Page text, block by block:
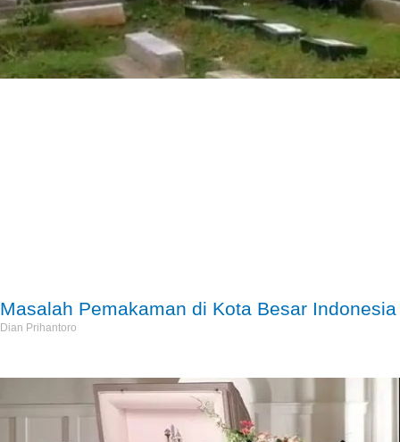
Masalah Pemakaman di Kota Besar Indonesia
Dian Prihantoro